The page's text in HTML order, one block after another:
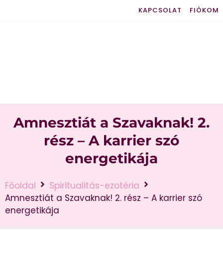
KAPCSOLAT FIÓKOM
Amnesztiát a Szavaknak! 2.
rész – A karrier szó
energetikája
Főoldal
Spiritualitás-ezotéria
Amnesztiát a Szavaknak! 2. rész – A karrier szó
energetikája